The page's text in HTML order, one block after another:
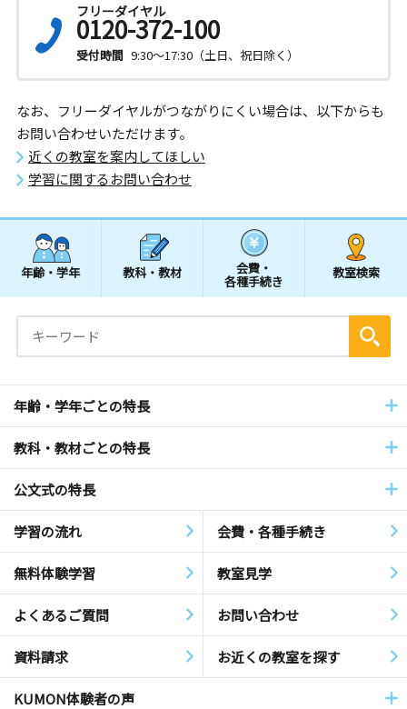
フリーダイヤル
0120-372-100
受付時間 9:30～17:30（土日、祝日除く）
なお、フリーダイヤルがつながりにくい場合は、以下からも
お問い合わせいただけます。
近くの教室を案内してほしい
学習に関するお問い合わせ
年齢・学年 教科・教材 会費・
各種手続き
教室検索
年齢・学年ごとの特長
教科・教材ごとの特長
公文式の特長
学習の流れ 会費・各種手続き
無料体験学習 教室見学
よくあるご質問 お問い合わせ
資料請求 お近くの教室を探す
KUMON体験者の声